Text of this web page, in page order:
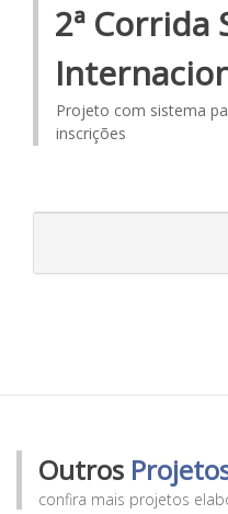
2ª Corrida
Projeto com sistema
inscrições
Outros
confira mais projetos